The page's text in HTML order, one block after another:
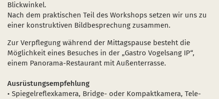
Blickwinkel.
Nach dem praktischen Teil des Workshops setzen wir uns zu
einer konstruktiven Bildbesprechung zusammen.
Zur Verpflegung während der Mittagspause besteht die
Möglichkeit eines Besuches in der „Gastro Vogelsang IP“,
einem Panorama-Restaurant mit Außenterrasse.
Ausrüstungsempfehlung
• Spiegelreflexkamera, Bridge- oder Kompaktkamera, Tele-